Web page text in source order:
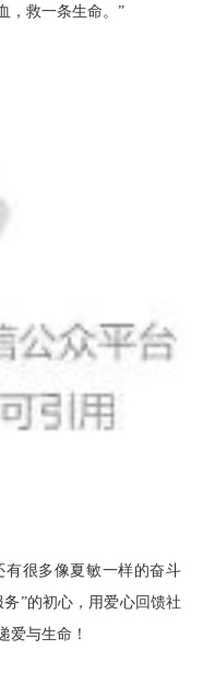
，救一条生命。”
很多像夏敏一样的奋斗
”的初心，用爱心回馈社
爱与生命！